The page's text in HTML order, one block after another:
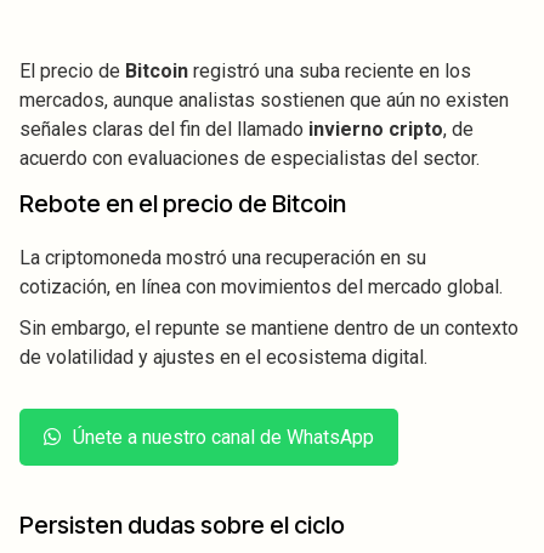
El precio de Bitcoin registró una suba reciente en los
mercados, aunque analistas sostienen que aún no existen
señales claras del fin del llamado invierno cripto, de
acuerdo con evaluaciones de especialistas del sector.
Rebote en el precio de Bitcoin
La criptomoneda mostró una recuperación en su
cotización, en línea con movimientos del mercado global.
Sin embargo, el repunte se mantiene dentro de un contexto
de volatilidad y ajustes en el ecosistema digital.
Únete a nuestro canal de WhatsApp
Persisten dudas sobre el ciclo